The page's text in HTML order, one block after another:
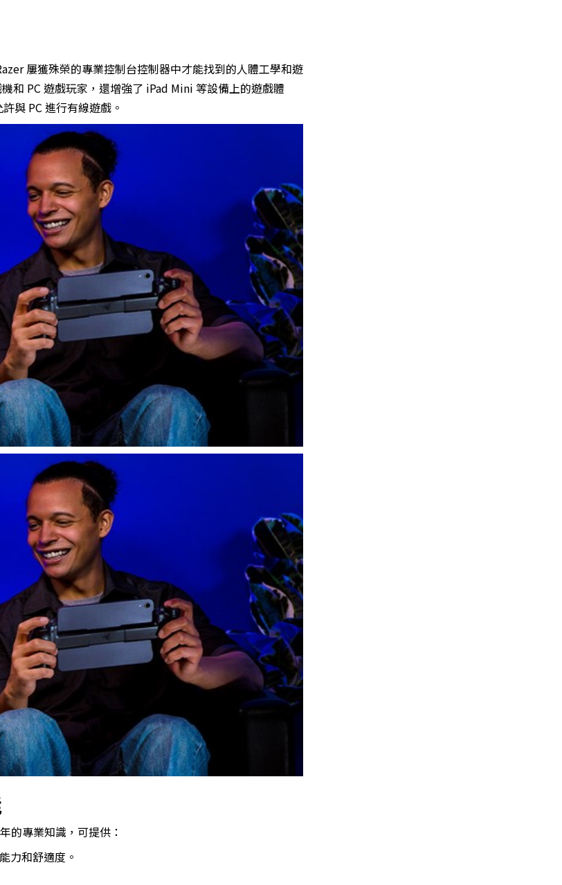
屢獲殊榮的專業控制台控制器中才能找到的人體工學和遊
和 PC 遊戲玩家，還增強了 iPad Mini 等設備上的遊戲體
與 PC 進行有線遊戲。
的專業知識，可提供：
力和舒適度。